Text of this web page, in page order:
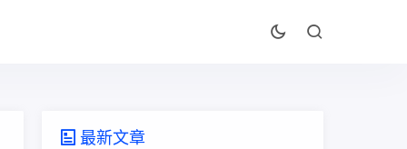
最新文章